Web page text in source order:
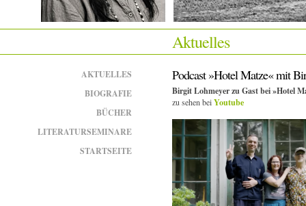
AKTUELLES
BIOGRAFIE
BÜCHER
LITERATURSEMINARE
STARTSEITE
Aktuelles
Podcast »Hotel Matze« mit
Birgit Lohmeyer zu Gast bei »Hotel
zu sehen beiYoutube